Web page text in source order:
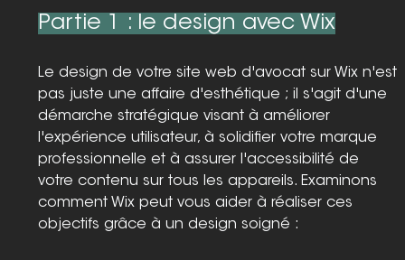
Partie 1 : le design avec Wix
Le design de votre site web d'avocat sur Wix n'est
pas juste une affaire d'esthétique ; il s'agit d'une
démarche stratégique visant à améliorer
l'expérience utilisateur, à solidifier votre marque
professionnelle et à assurer l'accessibilité de
votre contenu sur tous les appareils. Examinons
comment Wix peut vous aider à réaliser ces
objectifs grâce à un design soigné :